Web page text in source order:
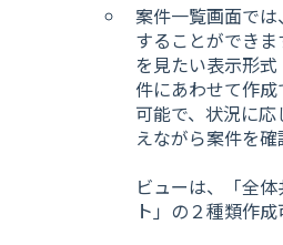
案件一覧画面で
することができ
を見たい表示形
件にあわせて作
可能で、状況に
えながら案件を確
ビューは、「全
ト」の２種類作成